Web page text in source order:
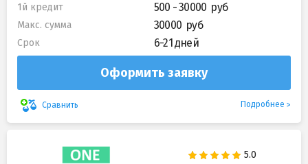
1й кредит 500 - 30000
Макс. сумма 30000
Срок 6-21 дней
Оформить заявку
Сравнить Подробнее